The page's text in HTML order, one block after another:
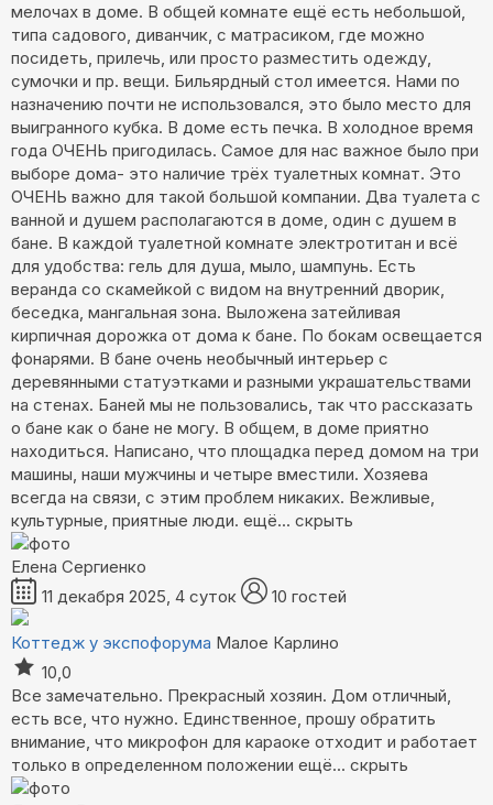
мелочах в доме. В общей комнате ещё есть небольшой,
типа садового, диванчик, с матрасиком, где можно
посидеть, прилечь, или просто разместить одежду,
сумочки и пр. вещи. Бильярдный стол имеется. Нами по
назначению почти не использовался, это было место для
выигранного кубка. В доме есть печка. В холодное время
года ОЧЕНЬ пригодилась. Самое для нас важное было при
выборе дома- это наличие трёх туалетных комнат. Это
ОЧЕНЬ важно для такой большой компании. Два туалета с
ванной и душем располагаются в доме, один с душем в
бане. В каждой туалетной комнате электротитан и всё
для удобства: гель для душа, мыло, шампунь. Есть
веранда со скамейкой с видом на внутренний дворик,
беседка, мангальная зона. Выложена затейливая
кирпичная дорожка от дома к бане. По бокам освещается
фонарями. В бане очень необычный интерьер с
деревянными статуэтками и разными украшательствами
на стенах. Баней мы не пользовались, так что рассказать
о бане как о бане не могу. В общем, в доме приятно
находиться. Написано, что площадка перед домом на три
машины, наши мужчины и четыре вместили. Хозяева
всегда на связи, с этим проблем никаких. Вежливые,
культурные, приятные люди. ещё... скрыть
Елена Сергиенко
11 декабря 2025, 4 суток
10 гостей
Коттедж у экспофорума Малое Карлино
10,0
Все замечательно. Прекрасный хозяин. Дом отличный,
есть все, что нужно. Единственное, прошу обратить
внимание, что микрофон для караоке отходит и работает
только в определенном положении ещё... скрыть